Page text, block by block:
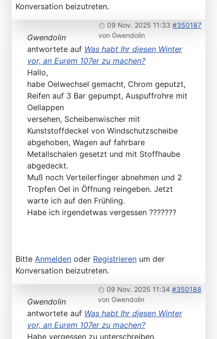
Konversation beizutreten.
09 Nov. 2025 11:33 #350187
von Gwendolin
Gwendolin
antwortete auf Was habt Ihr diesen Winter
vor, an Eurem 107er zu machen?
Hallo,
habe Oelwechsel gemacht, Chrom geputzt,
Reifen auf 3 Bar gepumpt, Auspuffrohre mit
Oellappen
versehen, Scheibenwischer mit
Kunststoffdeckel von Windschutzscheibe
abgehoben, Wagen auf fahrbare
Metallschalen gesetzt und mit Stoffhaube
abgedeckt.
Muß noch Verteilerfinger abnehmen und 2
Tropfen Oel in Öffnung reingeben. Jetzt
warte ich auf den Frühling.
Habe ich irgendetwas vergessen ???????
Bitte Anmelden oder Registrieren um der
Konversation beizutreten.
09 Nov. 2025 11:34 #350188
von Gwendolin
Gwendolin
antwortete auf Was habt Ihr diesen Winter
vor, an Eurem 107er zu machen?
Habe vergessen zu unterschreiben.